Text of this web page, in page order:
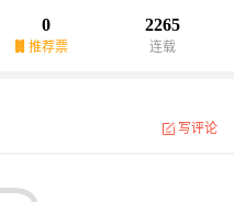
0
推荐票
2265
连载
写评论